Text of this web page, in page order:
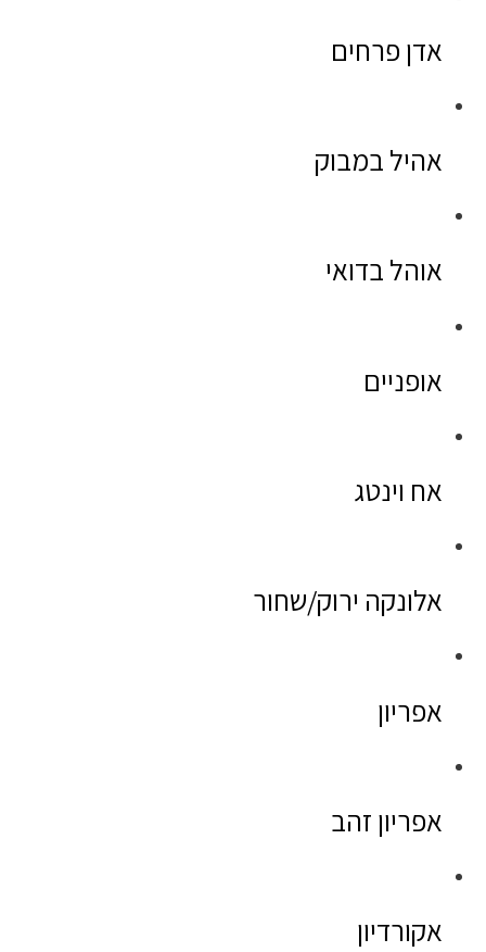
אדן פרחים
אהיל במבוק
אוהל בדואי
אופניים
אח וינטג
אלונקה ירוק/שחור
אפריון
אפריון זהב
אקורדיון